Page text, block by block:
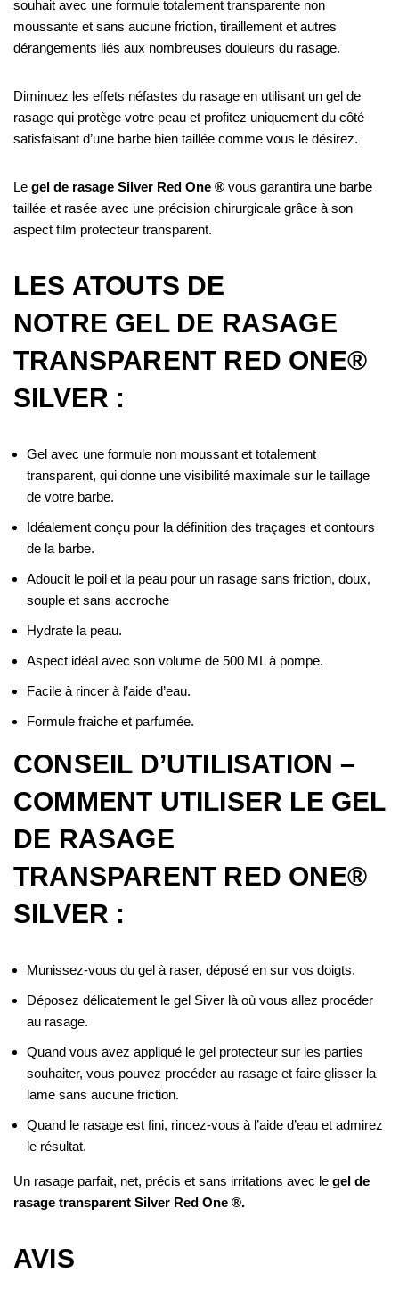
souhait avec une formule totalement transparente non
moussante et sans aucune friction, tiraillement et autres
dérangements liés aux nombreuses douleurs du rasage.
Diminuez les effets néfastes du rasage en utilisant un gel de
rasage qui protège votre peau et profitez uniquement du côté
satisfaisant d’une barbe bien taillée comme vous le désirez.
Le gel de rasage Silver Red One ® vous garantira une barbe
taillée et rasée avec une précision chirurgicale grâce à son
aspect film protecteur transparent.
LES ATOUTS DE
NOTRE GEL DE RASAGE
TRANSPARENT RED ONE®
SILVER :
Gel avec une formule non moussant et totalement
transparent, qui donne une visibilité maximale sur le taillage
de votre barbe.
Idéalement conçu pour la définition des traçages et contours
de la barbe.
Adoucit le poil et la peau pour un rasage sans friction, doux,
souple et sans accroche
Hydrate la peau.
Aspect idéal avec son volume de 500 ML à pompe.
Facile à rincer à l’aide d’eau.
Formule fraiche et parfumée.
CONSEIL D’UTILISATION –
COMMENT UTILISER LE GEL
DE RASAGE
TRANSPARENT RED ONE®
SILVER :
Munissez-vous du gel à raser, déposé en sur vos doigts.
Déposez délicatement le gel Siver là où vous allez procéder
au rasage.
Quand vous avez appliqué le gel protecteur sur les parties
souhaiter, vous pouvez procéder au rasage et faire glisser la
lame sans aucune friction.
Quand le rasage est fini, rincez-vous à l’aide d’eau et admirez
le résultat.
Un rasage parfait, net, précis et sans irritations avec le gel de
rasage transparent Silver Red One ®.
AVIS